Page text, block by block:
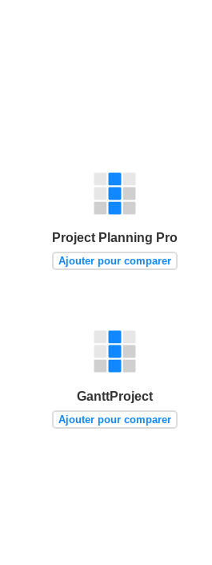
Project Planning Pro
Ajouter pour comparer
GanttProject
Ajouter pour comparer